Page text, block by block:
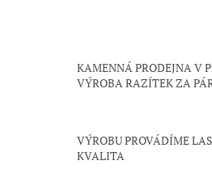
KAMENNÁ PRODEJNA V
VÝROBA RAZÍTEK ZA
VÝROBU PROVÁDÍME
KVALITA